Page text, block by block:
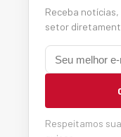
Receba
setor
E-mail
Respeitamos